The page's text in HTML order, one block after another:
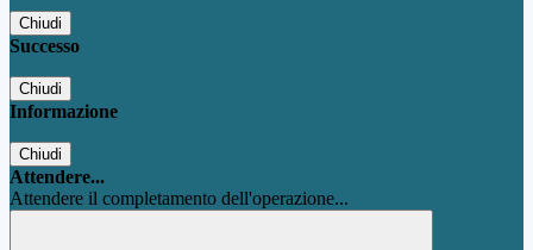
Chiudi
Successo
Chiudi
Informazione
Chiudi
Attendere...
Attendere il completamento dell'operazione...